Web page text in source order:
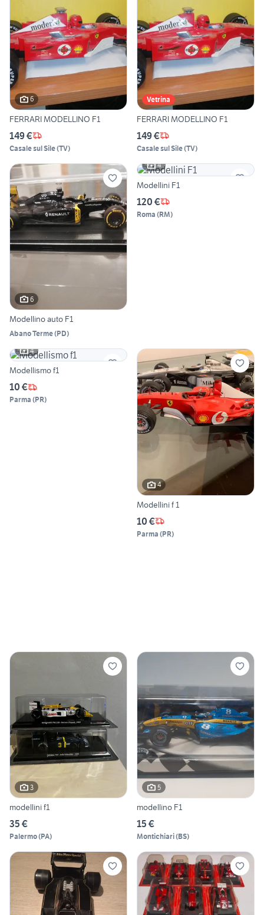
6
FERRARI MODELLINO F1
149 €
Casale sul Sile(TV)
Vetrina
FERRARI MODELLINO F1
149 €
Casale sul Sile(TV)
6
Modellino auto F1
Abano Terme(PD)
4
Modellini F1
120 €
Roma (RM)
4
Modellismo f1
10 €
Parma (PR)
4
Modellini f 1
10 €
Parma (PR)
3
modellini f1
35 €
Palermo(PA)
5
modellino F1
15 €
Montichiari(BS)